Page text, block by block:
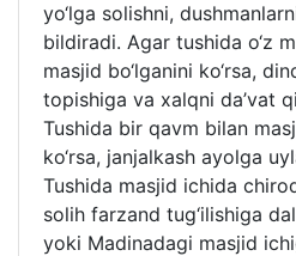
yo‘lga solishni,
bildiradi. Agar tushida o‘z
masjid bo‘lganini ko‘rsa,
topishiga va xalqni da’vat
Tushida bir qavm bilan
ko‘rsa, janjalkash ayolga
Tushida masjid ichida
solih farzand tug‘ilishiga
yoki Madinadagi masjid